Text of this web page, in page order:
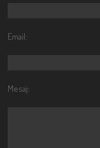
Email:
Mesaj: